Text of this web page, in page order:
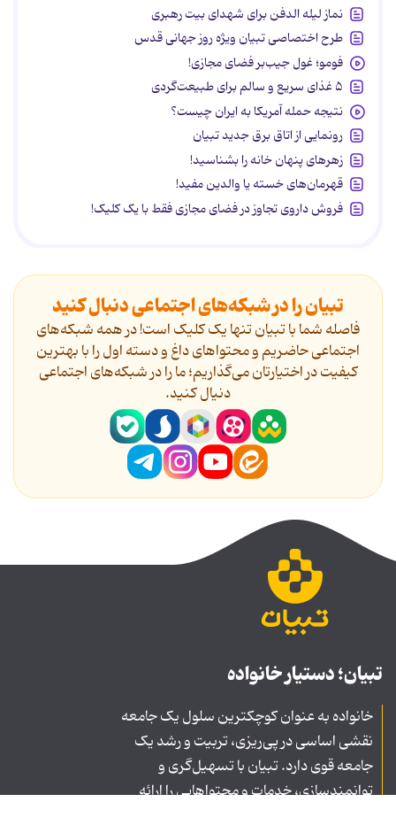
نماز لیله الدفن برای شهدای بیت رهبری
طرح اختصاصی تبیان ویژه روز جهانی قدس
فومو؛ غول جیب‌بر فضای مجازی!
۵ غذای سریع و سالم برای طبیعت‌گردی
نتیجه حمله آمریکا به ایران چیست؟
رونمایی از اتاق برق جدید تبیان
زهرهای پنهان خانه را بشناسید!
قهرمان‌های خسته یا والدین مفید!
فروش داروی تجاوز در فضای مجازی فقط با یک کلیک!
تبیان را در شبکه‌های اجتماعی دنبال کنید
فاصله شما با تبیان تنها یک کلیک است! در همه شبکه‌های
اجتماعی حاضریم و محتواهای داغ و دسته اول را با بهترین
کیفیت در اختیارتان می‌گذاریم؛ ما را در شبکه‌های اجتماعی
دنیال کنید.
تبیان؛ دستیار خانواده
خانواده به عنوان کوچکترین سلول یک جامعه
نقشی اساسی در پی‌ریزی، تربیت و رشد یک
جامعه قوی دارد. تبیان با تسهیل‌گری و
توانمندسازی، خدمات و محتواهایی را ارائه